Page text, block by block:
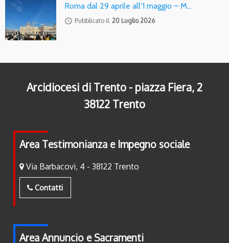
Roma dal 29 aprile all’1 maggio – M…
access_time Pubblicato il: 20 Luglio 2026
Arcidiocesi di Trento - piazza Fiera, 2
38122 Trento
Area Testimonianza e Impegno sociale
Via Barbacovi, 4 - 38122 Trento
Contatti
Area Annuncio e Sacramenti